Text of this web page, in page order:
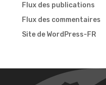
Flux des publications
Flux des commentaires
Site de WordPress-FR